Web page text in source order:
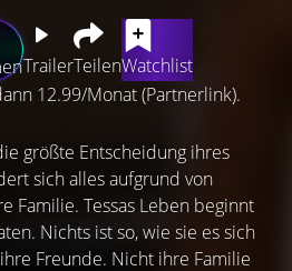
TrailerTeilenWatchlist
12.99/Monat (Partnerlink).
größte Entscheidung ihres
sich alles aufgrund von
Familie. Tessas Leben beginnt
Nichts ist so, wie sie es sich
Freunde. Nicht ihre Familie